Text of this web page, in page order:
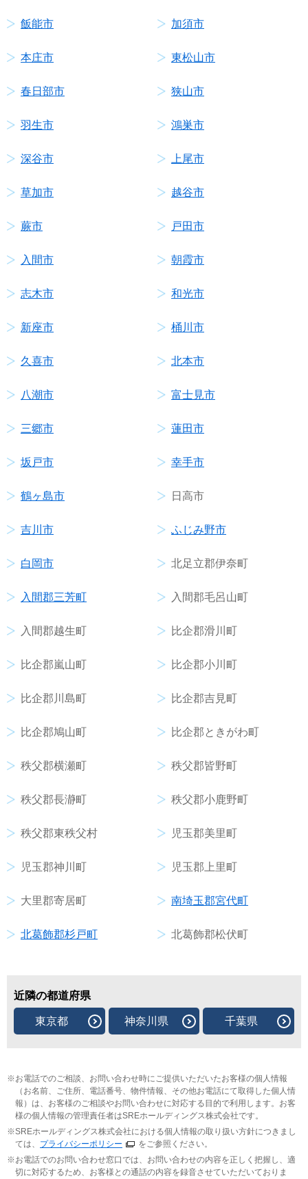
飯能市 加須市
本庄市 東松山市
春日部市 狭山市
羽生市 鴻巣市
深谷市 上尾市
草加市 越谷市
蕨市 戸田市
入間市 朝霞市
志木市 和光市
新座市 桶川市
久喜市 北本市
八潮市 富士見市
三郷市 蓮田市
坂戸市 幸手市
鶴ヶ島市 日高市
吉川市 ふじみ野市
白岡市 北足立郡伊奈町
入間郡三芳町 入間郡毛呂山町
入間郡越生町 比企郡滑川町
比企郡嵐山町 比企郡小川町
比企郡川島町 比企郡吉見町
比企郡鳩山町 比企郡ときがわ町
秩父郡横瀬町 秩父郡皆野町
秩父郡長瀞町 秩父郡小鹿野町
秩父郡東秩父村 児玉郡美里町
児玉郡神川町 児玉郡上里町
大里郡寄居町 南埼玉郡宮代町
北葛飾郡杉戸町 北葛飾郡松伏町
近隣の都道府県
東京都 神奈川県 千葉県
お電話でのご相談、お問い合わせ時にご提供いただいたお客様の個人情報
（お名前、ご住所、電話番号、物件情報、その他お電話にて取得した個人情
報）は、お客様のご相談やお問い合わせに対応する目的で利用します。お客
様の個人情報の管理責任者はSREホールディングス株式会社です。
SREホールディングス株式会社における個人情報の取り扱い方針につきまし
ては、 プライバシーポリシー
をご参照ください。
お電話でのお問い合わせ窓口では、お問い合わせの内容を正しく把握し、適
切に対応するため、お客様との通話の内容を録音させていただいておりま